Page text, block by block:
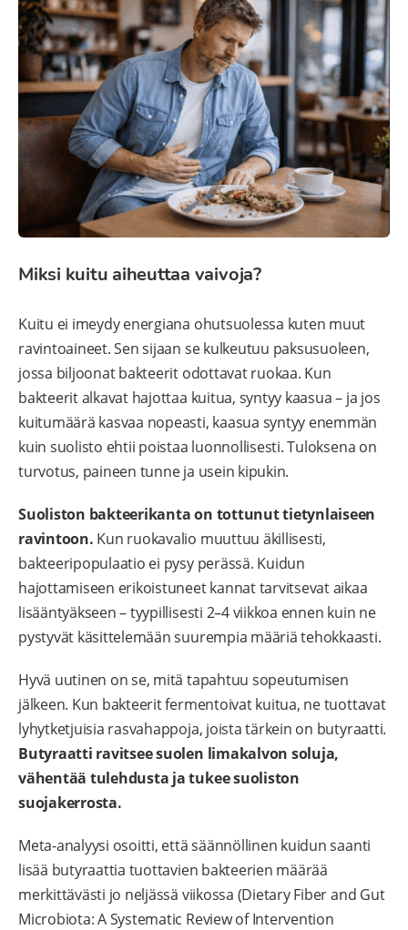
Miksi kuitu aiheuttaa vaivoja?
Kuitu ei imeydy energiana ohutsuolessa kuten muut
ravintoaineet. Sen sijaan se kulkeutuu paksusuoleen,
jossa biljoonat bakteerit odottavat ruokaa. Kun
bakteerit alkavat hajottaa kuitua, syntyy kaasua – ja jos
kuitumäärä kasvaa nopeasti, kaasua syntyy enemmän
kuin suolisto ehtii poistaa luonnollisesti. Tuloksena on
turvotus, paineen tunne ja usein kipukin.
Suoliston bakteerikanta on tottunut tietynlaiseen
ravintoon. Kun ruokavalio muuttuu äkillisesti,
bakteeripopulaatio ei pysy perässä. Kuidun
hajottamiseen erikoistuneet kannat tarvitsevat aikaa
lisääntyäkseen – tyypillisesti 2–4 viikkoa ennen kuin ne
pystyvät käsittelemään suurempia määriä tehokkaasti.
Hyvä uutinen on se, mitä tapahtuu sopeutumisen
jälkeen. Kun bakteerit fermentoivat kuitua, ne tuottavat
lyhytketjuisia rasvahappoja, joista tärkein on butyraatti.
Butyraatti ravitsee suolen limakalvon soluja,
vähentää tulehdusta ja tukee suoliston
suojakerrosta.
Meta-analyysi osoitti, että säännöllinen kuidun saanti
lisää butyraattia tuottavien bakteerien määrää
merkittävästi jo neljässä viikossa (Dietary Fiber and Gut
Microbiota: A Systematic Review of Intervention